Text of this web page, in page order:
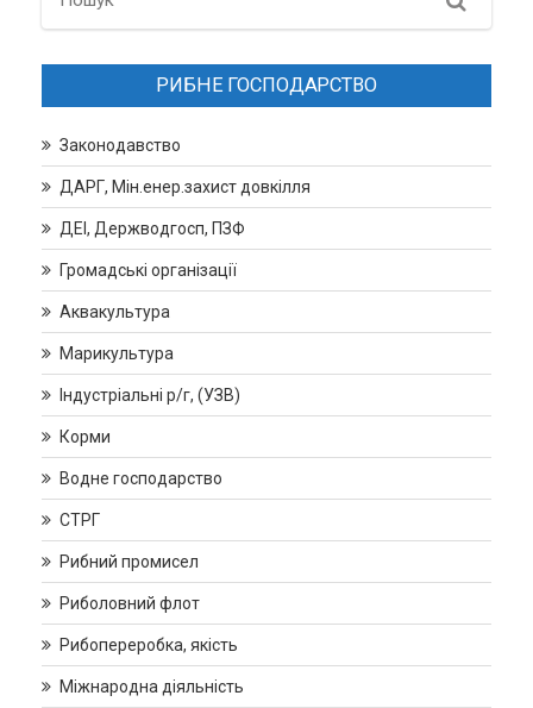
РИБНЕ ГОСПОДАРСТВО
Законодавство
ДАРГ, Мін.енер.захист довкілля
ДЕІ, Держводгосп, ПЗФ
Громадські організації
Аквакультура
Марикультура
Індустріальні р/г, (УЗВ)
Корми
Водне господарство
СТРГ
Рибний промисел
Риболовний флот
Рибопереробка, якість
Міжнародна діяльність